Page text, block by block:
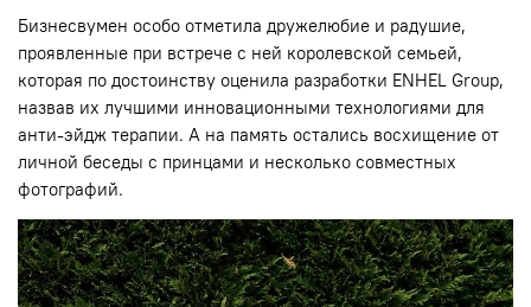
Бизнесвумен особо отметила дружелюбие и радушие,
проявленные при встрече с ней королевской семьей,
которая по достоинству оценила разработки ENHEL Group,
назвав их лучшими инновационными технологиями для
анти-эйдж терапии. А на память остались восхищение от
личной беседы с принцами и несколько совместных
фотографий.